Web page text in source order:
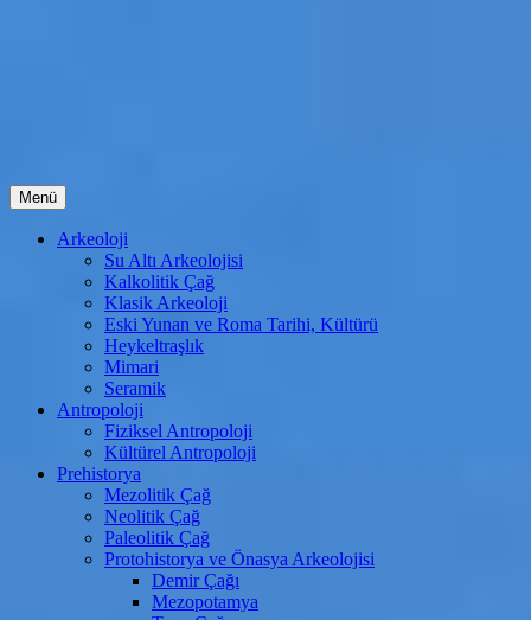
Menü İçeriğe
atla
Arkeoloji
Su Altı Arkeolojisi
Kalkolitik Çağ
Klasik Arkeoloji
Eski Yunan ve Roma Tarihi, Kültürü
Heykeltraşlık
Mimari
Seramik
Antropoloji
Fiziksel Antropoloji
Kültürel Antropoloji
Prehistorya
Mezolitik Çağ
Neolitik Çağ
Paleolitik Çağ
Protohistorya ve Önasya Arkeolojisi
Demir Çağı
Mezopotamya